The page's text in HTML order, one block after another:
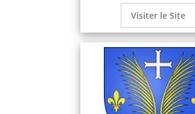
Visiter le Site